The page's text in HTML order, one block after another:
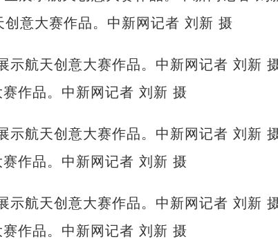
意大赛作品。中新网记者 刘新 摄
作品。中新网记者 刘新 摄
作品。中新网记者 刘新 摄
作品。中新网记者 刘新 摄